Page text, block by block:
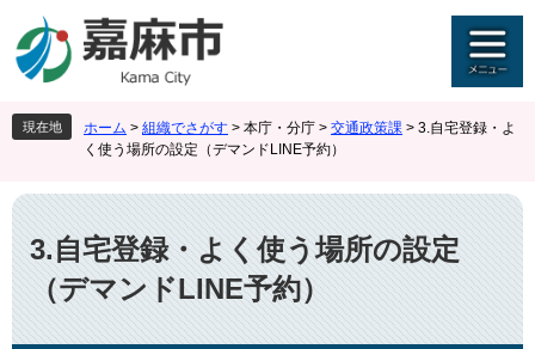
ジ
先
頭
。
ュ
を
飛
て
本
文
へ
現在地 ホーム > 組織でさがす > 本庁・分庁 > 交通政策課 > 3.自宅登録・よ
く使う場所の設定（デマンドLINE予約）
本
文
3.自宅登録・よく使う場所の設定
（デマンドLINE予約）